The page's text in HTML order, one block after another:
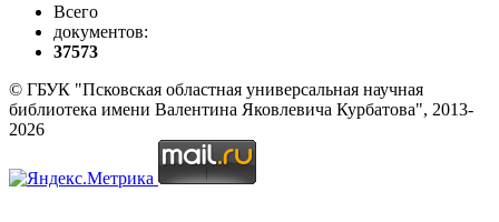
Всего
документов:
37573
© ГБУК "Псковская областная универсальная научная
библиотека имени Валентина Яковлевича Курбатова", 2013-
2026